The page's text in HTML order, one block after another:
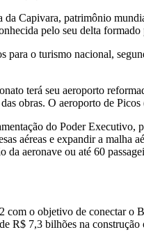
Capivara, patrimônio
pelo seu delta
para o turismo nacional,
terá seu aeroporto
obras. O aeroporto de
do Poder Executivo,
aéreas e expandir a
aeronave ou até 60
o objetivo de conectar o
R$ 7,3 bilhões na